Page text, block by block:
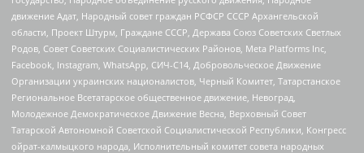
движение Адат, Народный совет граждан РСФСР СССР Архангельской
области, Проект Штурм, Граждане СССР, Держава Союз Советских Светлых
Родов, Совет Советских Социалистических Районов, Meta Platforms Inc,
Facebook, Instagram, WhatsApp, СИЧ-С14, Добровольческое Движение
Организации украинских националистов, Черный Комитет, Татарстанское
Региональное Всетатарское общественное движение, Невоград,
Молодежное Демократическое Движение Весна, Верховный Совет
Татарской Автономной Советской Социалистической Республики, Конгресс
ойрат-калмыцкого народа, Исполнительный комитет совета народных